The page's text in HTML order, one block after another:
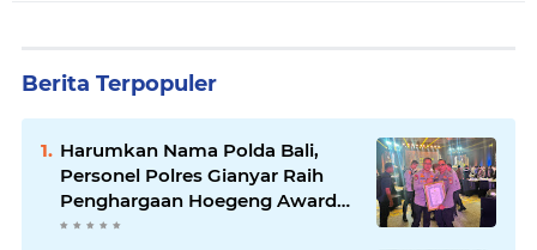
Berita Terpopuler
Harumkan Nama Polda Bali,
Personel Polres Gianyar Raih
Penghargaan Hoegeng Awards
2026